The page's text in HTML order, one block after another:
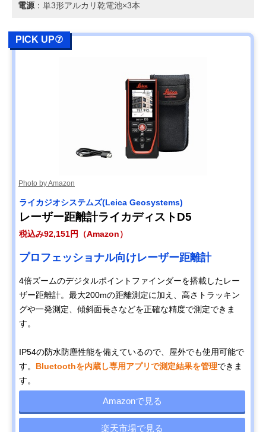
電源：単3形アルカリ乾電池×3本
PICK UP⑦
Photo by Amazon
ライカジオシステムズ(Leica Geosystems)
レーザー距離計ライカディストD5
税込み92,151円（Amazon）
プロフェッショナル向けレーザー距離計
4倍ズームのデジタルポイントファインダーを搭載したレー
ザー距離計。最大200mの距離測定に加え、高さトラッキン
グや一発測定、傾斜面長さなどを正確な精度で測定できま
す。
IP54の防水防塵性能を備えているので、屋外でも使用可能で
す。 Bluetoothを内蔵し専用アプリで測定結果を管理できま
す。
Amazonで見る
楽天市場で見る